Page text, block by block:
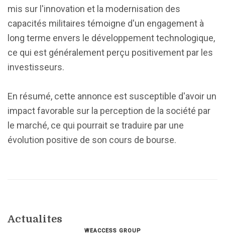
mis sur l'innovation et la modernisation des
capacités militaires témoigne d'un engagement à
long terme envers le développement technologique,
ce qui est généralement perçu positivement par les
investisseurs.
En résumé, cette annonce est susceptible d'avoir un
impact favorable sur la perception de la société par
le marché, ce qui pourrait se traduire par une
évolution positive de son cours de bourse.
Actualites
WEACCESS GROUP